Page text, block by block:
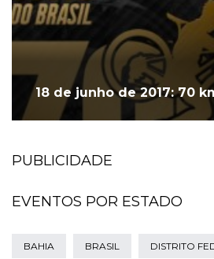
18 de junho de 2017: 70
PUBLICIDADE
EVENTOS POR ESTADO
BAHIA BRASIL DISTRITO